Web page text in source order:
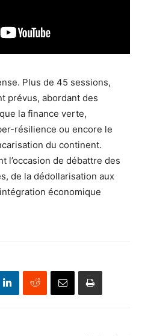
Plus de 45 sessions,
prévus, abordant des
la finance verte,
résilience ou encore le
du continent.
l’occasion de débattre des
de la dédollarisation aux
économique